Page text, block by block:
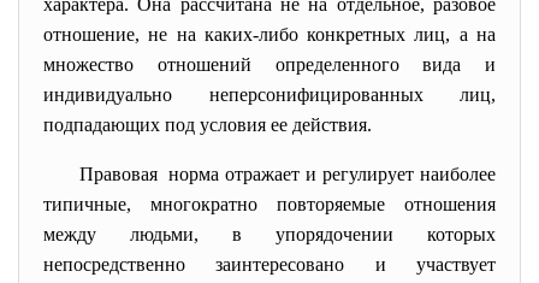
характера. Она рассчитана не на отдельное, разовое
отношение, не на каких-либо конкретных лиц, а на
множество отношений определенного вида и
индивидуально неперсонифицированных лиц,
подпадающих под условия ее действия.
Правовая норма отражает и регулирует наиболее
типичные, многократно повторяемые отношения
между людьми, в упорядочении которых
непосредственно заинтересовано и участвует